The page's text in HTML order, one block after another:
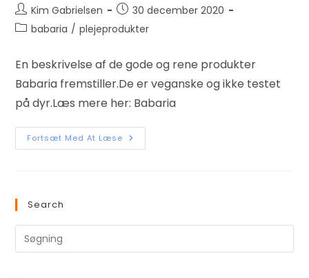
Kim Gabrielsen
30 december 2020
babaria / plejeprodukter
En beskrivelse af de gode og rene produkter
Babaria fremstiller.De er veganske og ikke testet
på dyr.Læs mere her: Babaria
Fortsæt Med At Læse
Search